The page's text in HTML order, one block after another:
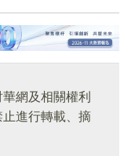
網及相關權利
止進行轉載、摘